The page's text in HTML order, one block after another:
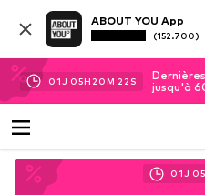
ABOUT YOU App
(152.700)
01J 05H 20M 21 S
jusqu'à
01J 05